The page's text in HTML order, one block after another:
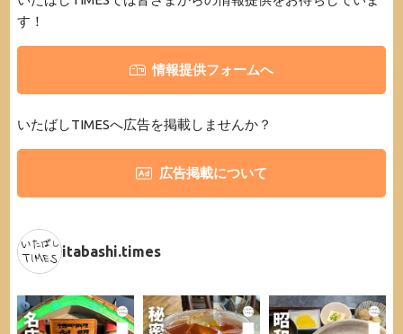
す！
情報提供フォームへ
いたばしTIMESへ広告を掲載しませんか？
広告掲載について
itabashi.times